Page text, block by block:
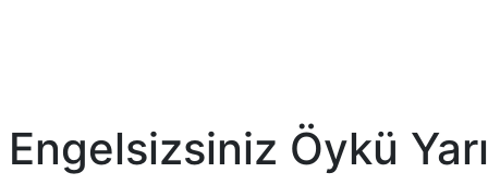
Engelsizsiniz Öykü